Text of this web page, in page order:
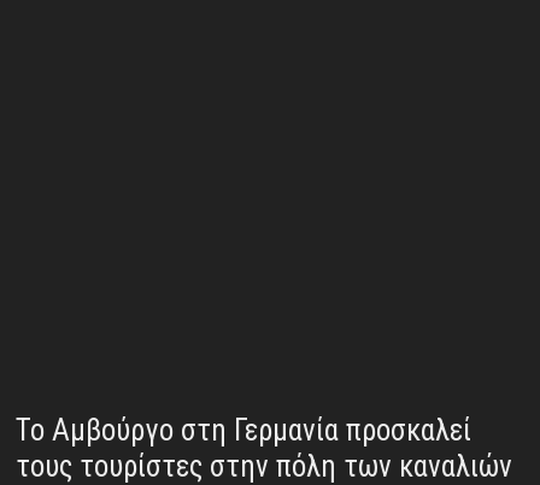
Το Αμβούργο στη Γερμανία προσκαλεί
τους τουρίστες στην πόλη των καναλιών